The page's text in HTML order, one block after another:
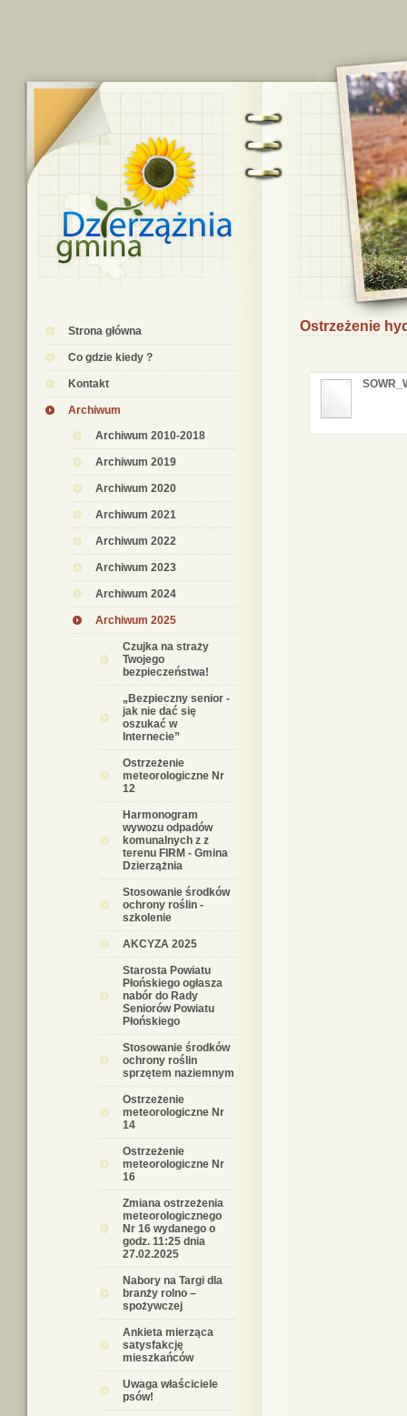
Strona główna
Co gdzie kiedy ?
Kontakt
Archiwum
Archiwum 2010-2018
Archiwum 2019
Archiwum 2020
Archiwum 2021
Archiwum 2022
Archiwum 2023
Archiwum 2024
Archiwum 2025
Czujka na straży
Twojego
bezpieczeństwa!
„Bezpieczny senior -
jak nie dać się
oszukać w
Internecie”
Ostrzeżenie
meteorologiczne Nr
12
Harmonogram
wywozu odpadów
komunalnych z z
terenu FIRM - Gmina
Dzierzążnia
Stosowanie środków
ochrony roślin -
szkolenie
AKCYZA 2025
Starosta Powiatu
Płońskiego ogłasza
nabór do Rady
Seniorów Powiatu
Płońskiego
Stosowanie środków
ochrony roślin
sprzętem naziemnym
Ostrzeżenie
meteorologiczne Nr
14
Ostrzeżenie
meteorologiczne Nr
16
Zmiana ostrzeżenia
meteorologicznego
Nr 16 wydanego o
godz. 11:25 dnia
27.02.2025
Nabory na Targi dla
branży rolno –
spożywczej
Ankieta mierząca
satysfakcję
mieszkańców
Uwaga właściciele
psów!
Ostrzeżenie